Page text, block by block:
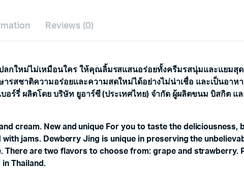
และ
36ก
Reviews (0)
ลกใหม่ไม่เหมือนใคร ให้คุณลิ้มรสแสนอร่อยทั้งครีมรสนุ่มและแยม
ารสชาติความอร่อยและความสดใหม่ได้อย่างไม่น่าเชื่อ และเป็นอ
อร์รี่ ผลิตโดย บริษัท ยูอาร์ซี (ประเทศไทย) จำกัด ผู้ผลิตขนม บิสกิต แ
cream. New and unique For you to taste the
jams. Dewberry Jing is unique in preserving the
There are two flavors to choose from: grape and strawberry.
Thailand.